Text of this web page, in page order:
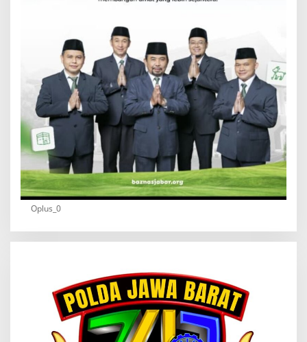
Oplus_0